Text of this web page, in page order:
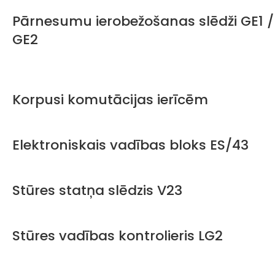
Pārnesumu ierobežošanas slēdži GE1 /
GE2
Korpusi komutācijas ierīcēm
Elektroniskais vadības bloks ES/43
Stūres statņa slēdzis V23
Stūres vadības kontrolieris LG2